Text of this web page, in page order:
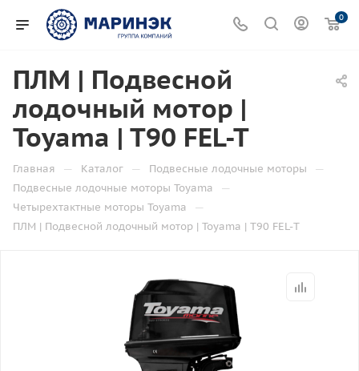
0
ПЛМ | Подвесной
лодочный мотор |
Toyama | T90 FEL-T
Главная — Каталог — Подвесные лодочные моторы —
Подвесные лодочные моторы Toyama —
Четырехтактные моторы Toyama —
ПЛМ | Подвесной лодочный мотор | Toyama | T90 FEL-T